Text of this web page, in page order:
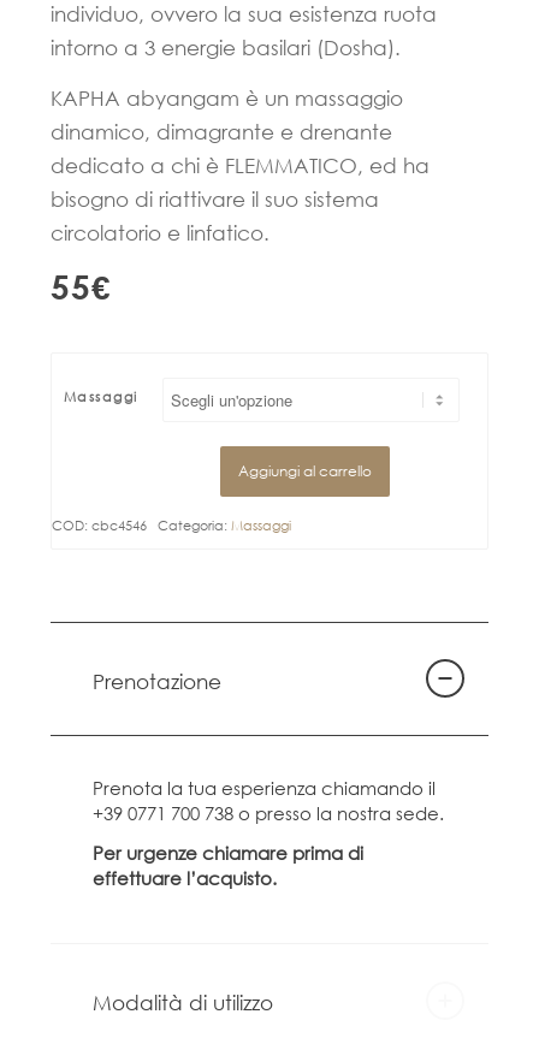
individuo, ovvero la sua esistenza ruota
intorno a 3 energie basilari (Dosha).
KAPHA abyangam è un massaggio
dinamico, dimagrante e drenante
dedicato a chi è FLEMMATICO, ed ha
bisogno di riattivare il suo sistema
circolatorio e linfatico.
55€
Massaggi
Aggiungi al carrello
COD:cbc4546 Categoria:Massaggi
Prenotazione
Prenota la tua esperienza chiamando il
+39 0771 700 738 o presso la nostra sede.
Per urgenze chiamare prima di
effettuare l’acquisto.
Modalità di utilizzo